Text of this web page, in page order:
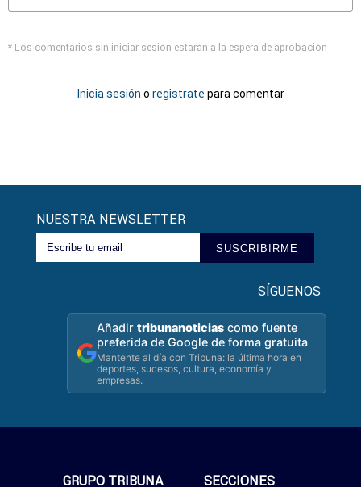
* Los comentarios sin iniciar sesión estarán a la espera de aprobación
Inicia sesión o registrate para comentar
NUESTRA NEWSLETTER
SUSCRIBIRME
SÍGUENOS
Añadirtribunanoticias como fuente
preferida de Google de forma gratuita
Mantente al día con Tribuna: la última hora en
deportes, sucesos, cultura, economía y
empresas.
SECCIONES
GRUPO TRIBUNA